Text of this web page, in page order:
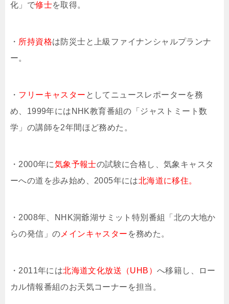
化」で修士を取得。
・ 所持資格は防災士と上級ファイナンシャルプランナ
ー。
・ フリーキャスター としてニュースレポーターを務
め、1999年にはNHK教育番組の「ジャストミート数
学」の講師を2年間ほど務めた。
・2000年に気象予報士の試験に合格し、気象キャスタ
ーへの道を歩み始め、2005年には北海道に移住。
・2008年、NHK洞爺湖サミット特別番組「北の大地か
らの発信」の メインキャスター を務めた。
・2011年には北海道文化放送（UHB）へ移籍し、ロー
カル情報番組のお天気コーナーを担当。